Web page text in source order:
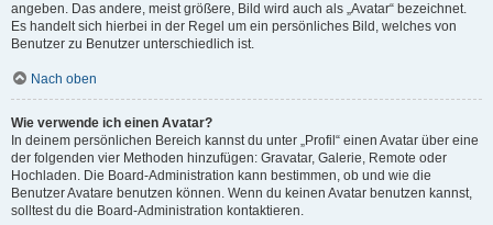
angeben. Das andere, meist größere, Bild wird auch als „Avatar“ bezeichnet.
Es handelt sich hierbei in der Regel um ein persönliches Bild, welches von
Benutzer zu Benutzer unterschiedlich ist.
Nach oben
Wie verwende ich einen Avatar?
In deinem persönlichen Bereich kannst du unter „Profil“ einen Avatar über eine
der folgenden vier Methoden hinzufügen: Gravatar, Galerie, Remote oder
Hochladen. Die Board-Administration kann bestimmen, ob und wie die
Benutzer Avatare benutzen können. Wenn du keinen Avatar benutzen kannst,
solltest du die Board-Administration kontaktieren.